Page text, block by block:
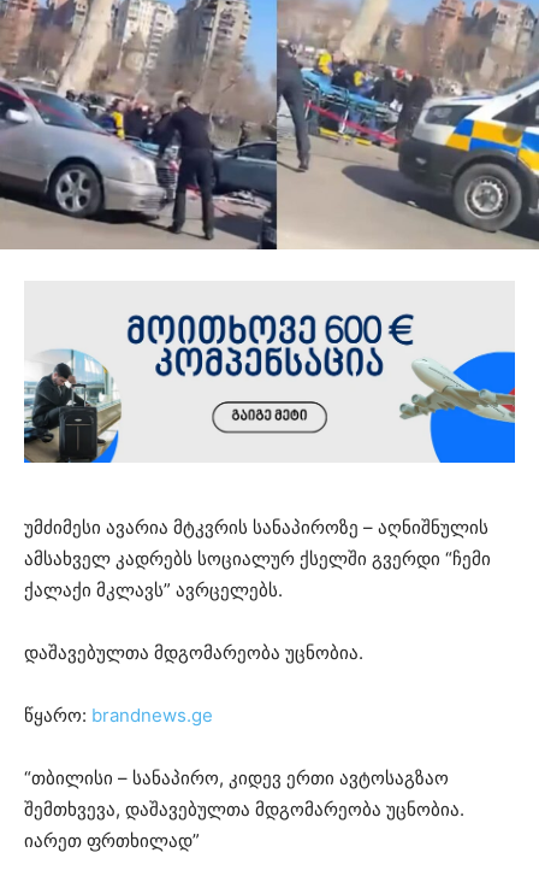
უმძიმესი ავარია მტკვრის სანაპიროზე – აღნიშნულის
ამსახველ კადრებს სოციალურ ქსელში გვერდი “ჩემი
ქალაქი მკლავს” ავრცელებს.
დაშავებულთა მდგომარეობა უცნობია.
წყარო: brandnews.ge
“თბილისი – სანაპირო, კიდევ ერთი ავტოსაგზაო
შემთხვევა, დაშავებულთა მდგომარეობა უცნობია.
იარეთ ფრთხილად”